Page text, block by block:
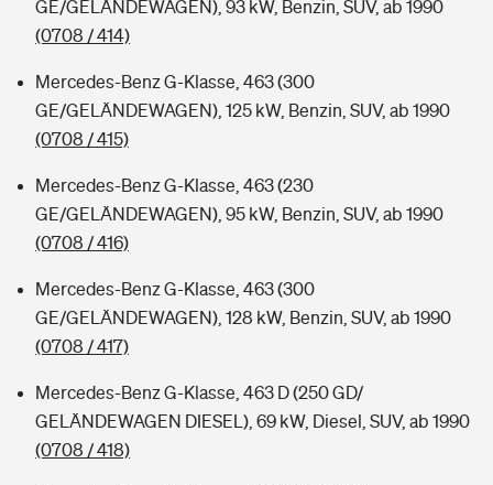
GE/GELÄNDEWAGEN), 93 kW, Benzin, SUV, ab 1990
(0708 / 414)
Mercedes-Benz G-Klasse, 463 (300
GE/GELÄNDEWAGEN), 125 kW, Benzin, SUV, ab 1990
(0708 / 415)
Mercedes-Benz G-Klasse, 463 (230
GE/GELÄNDEWAGEN), 95 kW, Benzin, SUV, ab 1990
(0708 / 416)
Mercedes-Benz G-Klasse, 463 (300
GE/GELÄNDEWAGEN), 128 kW, Benzin, SUV, ab 1990
(0708 / 417)
Mercedes-Benz G-Klasse, 463 D (250 GD/
GELÄNDEWAGEN DIESEL), 69 kW, Diesel, SUV, ab 1990
(0708 / 418)